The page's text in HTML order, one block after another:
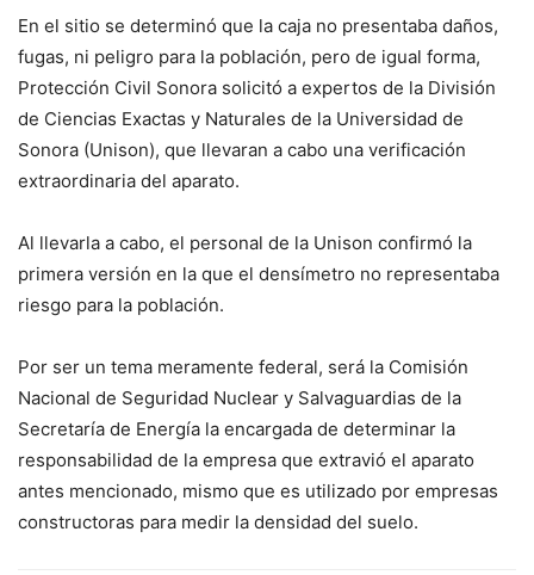
En el sitio se determinó que la caja no presentaba daños,
fugas, ni peligro para la población, pero de igual forma,
Protección Civil Sonora solicitó a expertos de la División
de Ciencias Exactas y Naturales de la Universidad de
Sonora (Unison), que llevaran a cabo una verificación
extraordinaria del aparato.
Al llevarla a cabo, el personal de la Unison confirmó la
primera versión en la que el densímetro no representaba
riesgo para la población.
Por ser un tema meramente federal, será la Comisión
Nacional de Seguridad Nuclear y Salvaguardias de la
Secretaría de Energía la encargada de determinar la
responsabilidad de la empresa que extravió el aparato
antes mencionado, mismo que es utilizado por empresas
constructoras para medir la densidad del suelo.